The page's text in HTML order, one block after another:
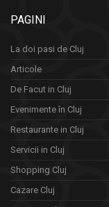
PAGINI
La doi pasi de Cluj
Articole
De Facut in Cluj
Evenimente în Cluj
Restaurante in Cluj
Servicii in Cluj
Shopping Cluj
Cazare Cluj